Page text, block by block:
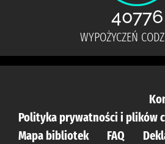
40776
WYPOŻYCZEŃ
Polityka prywatności i plików
Mapa bibliotek
FAQ